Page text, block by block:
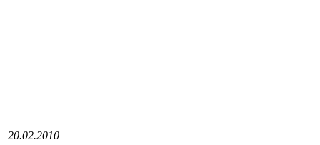
20.02.2010